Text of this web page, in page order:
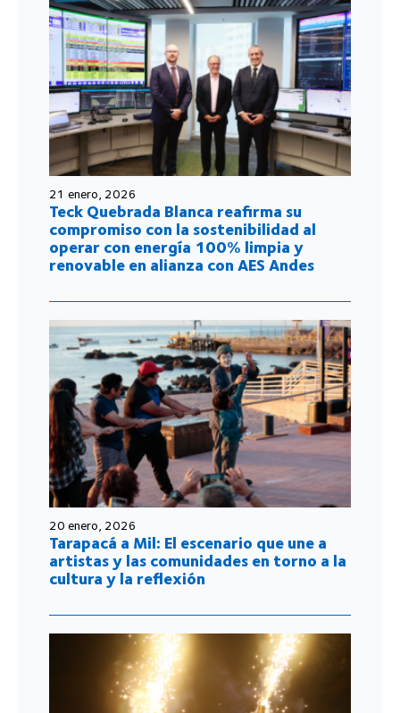
21 enero, 2026
Teck Quebrada Blanca reafirma su
compromiso con la sostenibilidad al
operar con energía 100% limpia y
renovable en alianza con AES Andes
20 enero, 2026
Tarapacá a Mil: El escenario que une a
artistas y las comunidades en torno a la
cultura y la reflexión